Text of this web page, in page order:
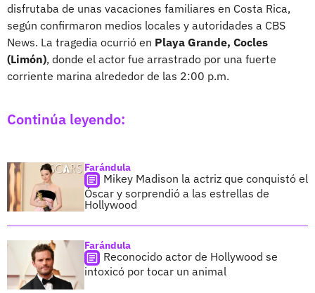
disfrutaba de unas vacaciones familiares en Costa Rica,
según confirmaron medios locales y autoridades a CBS
News. La tragedia ocurrió en Playa Grande, Cocles
(Limón), donde el actor fue arrastrado por una fuerte
corriente marina alrededor de las 2:00 p.m.
Continúa leyendo:
Farándula
Mikey Madison la actriz que conquistó el
Óscar y sorprendió a las estrellas de
Hollywood
Farándula
Reconocido actor de Hollywood se
intoxicó por tocar un animal